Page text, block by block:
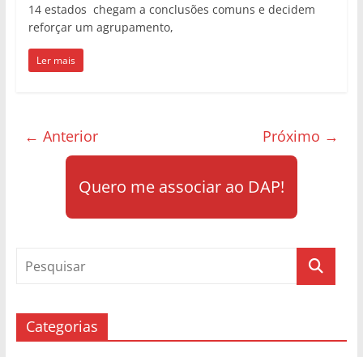
14 estados chegam a conclusões comuns e decidem
reforçar um agrupamento,
Ler mais
← Anterior Próximo →
Quero me associar ao DAP!
Categorias